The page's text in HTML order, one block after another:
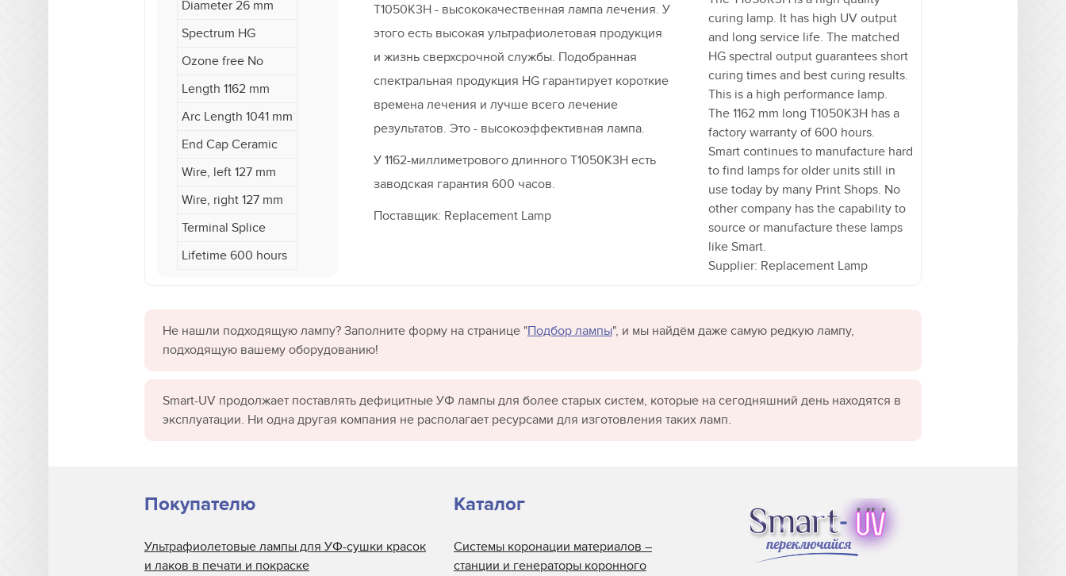
Diameter 26 mm
Spectrum HG
Ozone free No
Length 1162 mm
Arc Length 1041 mm
End Cap Ceramic
Wire, left 127 mm
Wire, right 127 mm
Terminal Splice
Lifetime 600 hours
T1050K3H - высококачественная лампа лечения. У
этого есть высокая ультрафиолетовая продукция
и жизнь сверхсрочной службы. Подобранная
спектральная продукция HG гарантирует короткие
времена лечения и лучше всего лечение
результатов. Это - высокоэффективная лампа.
У 1162-миллиметрового длинного T1050K3H есть
заводская гарантия 600 часов.
Поставщик: Replacement Lamp
curing lamp. It has high UV output
and long service life. The matched
HG spectral output guarantees short
curing times and best curing results.
This is a high performance lamp.
The 1162 mm long T1050K3H has a
factory warranty of 600 hours.
Smart continues to manufacture hard
to find lamps for older units still in
use today by many Print Shops. No
other company has the capability to
source or manufacture these lamps
like Smart.
Supplier: Replacement Lamp
Не нашли подходящую лампу? Заполните форму на странице "Подбор лампы", и мы найдём даже самую редкую лампу,
подходящую вашему оборудованию!
Smart-UV продолжает поставлять дефицитные УФ лампы для более старых систем, которые на сегодняшний день находятся в
эксплуатации. Ни одна другая компания не располагает ресурсами для изготовления таких ламп.
Покупателю
Ультрафиолетовые лампы для УФ-сушки красок
и лаков в печати и покраске
Каталог
Системы коронации материалов –
станции и генераторы коронного